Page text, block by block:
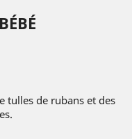
tulles de rubans et des